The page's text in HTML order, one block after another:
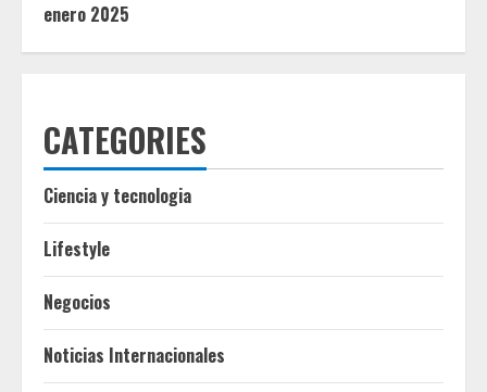
enero 2025
CATEGORIES
Ciencia y tecnologia
Lifestyle
Negocios
Noticias Internacionales